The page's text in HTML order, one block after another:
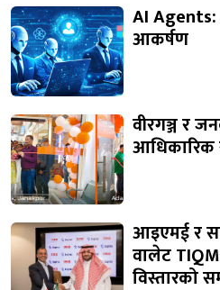
AI Agents:
आकर्षण
वीरगञ्ज र
आधिकारिक
आइएमई र
वालेट
विस्तारको